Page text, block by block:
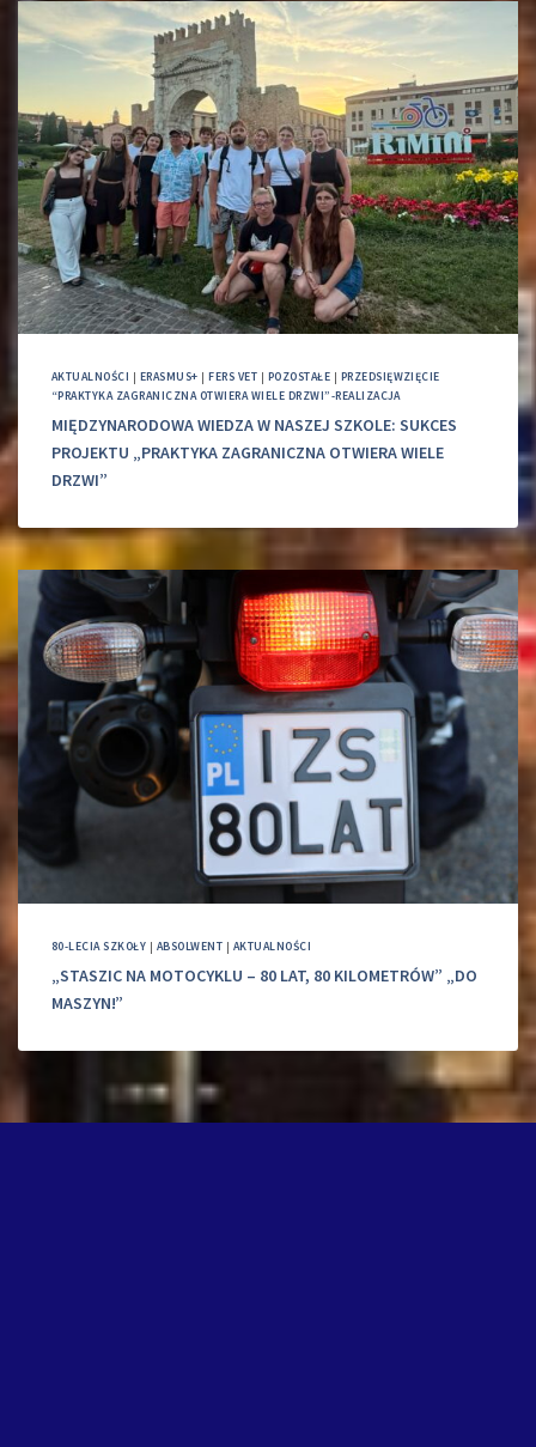
AKTUALNOŚCI | ERASMUS+ |FERS VET | POZOSTAŁE | PRZEDSIĘWZIĘCIE
“PRAKTYKA ZAGRANICZNA OTWIERA WIELE DRZWI”-REALIZACJA
MIĘDZYNARODOWA WIEDZA W NASZEJ SZKOLE: SUKCES
PROJEKTU „PRAKTYKA ZAGRANICZNA OTWIERA WIELE
DRZWI”
80-LECIA SZKOŁY | ABSOLWENT | AKTUALNOŚCI
„STASZIC NA MOTOCYKLU – 80 LAT, 80 KILOMETRÓW” „DO
MASZYN!”